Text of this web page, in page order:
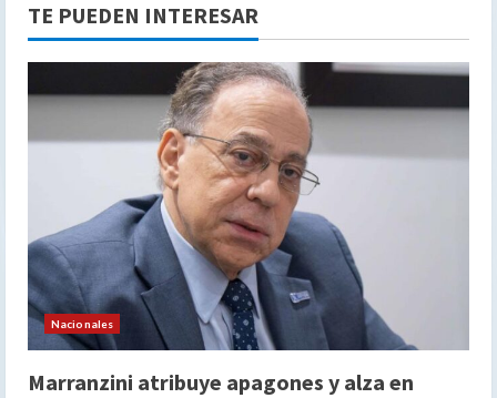
TE PUEDEN INTERESAR
Nacionales
Marranzini atribuye apagones y alza en